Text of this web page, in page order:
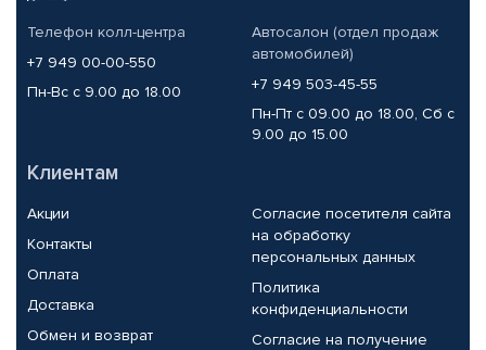
Телефон колл-центра
+7 949 00-00-550
Пн-Вс с 9.00 до 18.00
Автосалон (отдел продаж
автомобилей)
+7 949 503-45-55
Пн-Пт с 09.00 до 18.00, Сб с
9.00 до 15.00
Клиентам
Акции
Контакты
Оплата
Доставка
Обмен и возврат
Согласие посетителя сайта
на обработку
персональных данных
Политика
конфиденциальности
Согласие на получение